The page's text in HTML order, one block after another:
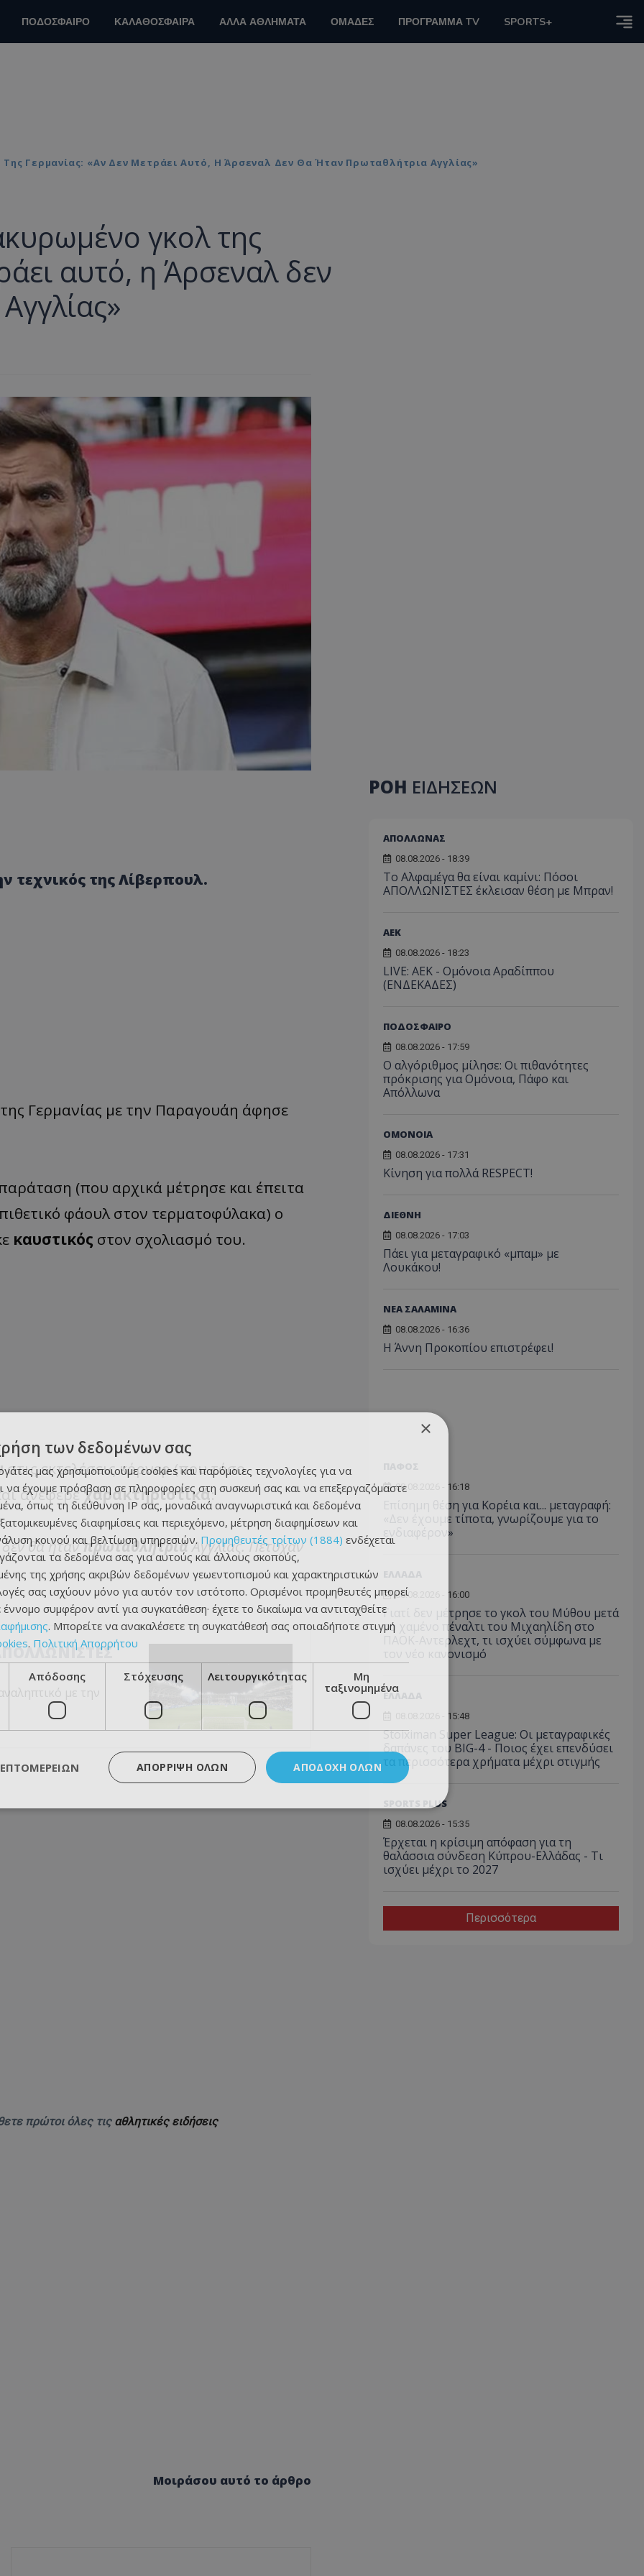
ΠΟΔΟΣΦΑΙΡΟ ΚΑΛΑΘΟΣΦΑΙΡΑ ΑΛΛΑ ΑΘΛΗΜΑΤΑ ΟΜΑΔΕΣ ΠΡΟΓΡΑΜΜΑ TV SPORTS+
Γερμανίας: «Αν Δεν Μετράει Αυτό, Η Άρσεναλ Δεν Θα Ήταν Πρωταθλήτρια Αγγλίας»
γκολ της
αυτό, η Άρσεναλ δεν
τεχνικός της Λίβερπουλ.
Γερμανίας με την Παραγουάη άφησε
(που αρχικά μέτρησε και έπειτα
φάουλ στον τερματοφύλακα) ο
καυστικός στον σχολιασμό του.
στις εκτελέσεις κόρνερ (που τόσο
ανέφερεχαρακτηριστικά:
δεν θα ήτανπρωταθλήτριαΑγγλίας. Πέτυχαν
με την
πρώτοι όλες τις αθλητικές ειδήσεις
Μοιράσου αυτό το άρθρο
ΡΟΗ ΕΙΔΗΣΕΩΝ
ΑΠΟΛΛΩΝΑΣ
08.08.2026 - 18:39
Το Αλφαμέγα θα είναι καμίνι: Πόσοι
ΑΠΟΛΛΩΝΙΣΤΕΣ έκλεισαν θέση με Μπραν!
ΑEK
08.08.2026 - 18:23
LIVE: ΑΕΚ - Ομόνοια Αραδίππου
(ΕΝΔΕΚΑΔΕΣ)
ΠΟΔΟΣΦΑΙΡΟ
08.08.2026 - 17:59
Ο αλγόριθμος μίλησε: Οι πιθανότητες
πρόκρισης για Ομόνοια, Πάφο και
Απόλλωνα
ΟΜΟΝΟΙΑ
08.08.2026 - 17:31
Κίνηση για πολλά RESPECT!
ΔΙΕΘΝΗ
08.08.2026 - 17:03
Πάει για μεταγραφικό «μπαμ» με
Λουκάκου!
ΝΕΑ ΣΑΛΑΜΙΝΑ
08.08.2026 - 16:36
Η Άννη Προκοπίου επιστρέφει!
08.08.2026 - 16:18
Επίσημη θέση για Κορέια και... μεταγραφή:
«Δεν έχουμε τίποτα, γνωρίζουμε για το
ενδιαφέρον»
08.08.2026 - 16:00
Γιατί δεν μέτρησε το γκολ του Μύθου μετά
το χαμένο πέναλτι του Μιχαηλίδη στο
ΠΑΟΚ-Αντερλεχτ, τι ισχύει σύμφωνα με
τον νέο κανονισμό
ΕΛΛΑΔΑ
08.08.2026 - 15:48
Stoiximan Super League: Οι μεταγραφικές
δαπάνες του BIG-4 - Ποιος έχει επενδύσει
τα περισσότερα χρήματα μέχρι στιγμής
SPORTS PLUS
08.08.2026 - 15:35
Έρχεται η κρίσιμη απόφαση για τη
θαλάσσια σύνδεση Κύπρου-Ελλάδας - Τι
ισχύει μέχρι το 2027
Περισσότερα
×
των δεδομένων σας
μας χρησιμοποιούμε cookies και παρόμοιες τεχνολογίες για να
να έχουμε πρόσβαση σε πληροφορίες στη συσκευή σας και να επεξεργαζόμαστε
όπως τη διεύθυνση IP σας, μοναδικά αναγνωριστικά και δεδομένα
διαφημίσεις και περιεχόμενο, μέτρηση διαφημίσεων και
κοινού και βελτίωση υπηρεσιών. Προμηθευτές τρίτων (1884) ενδέχεται
τα δεδομένα σας για αυτούς και άλλους σκοπούς,
της χρήσης ακριβών δεδομένων γεωεντοπισμού και χαρακτηριστικών
σας ισχύουν μόνο για αυτόν τον ιστότοπο. Ορισμένοι προμηθευτές μπορεί
συμφέρον αντί για συγκατάθεση· έχετε το δικαίωμα να αντιταχθείτε
. Μπορείτε να ανακαλέσετε τη συγκατάθεσή σας οποιαδήποτε στιγμή
. Πολιτική Απορρήτου
Απόδοσης Στόχευσης Λειτουργικότητας
Μη
ταξινομημένα
ΑΠΟΔΟΧΉ ΌΛΩΝ
ΑΠΌΡΡΙΨΗ ΌΛΩΝ